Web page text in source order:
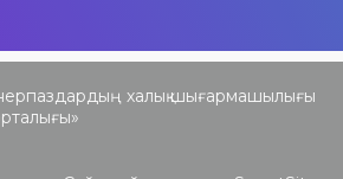
халық шығармашылығы